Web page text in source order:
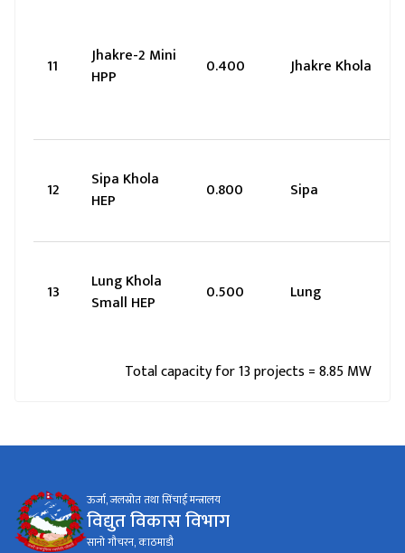
11
Jhakre-2 Mini
HPP
0.400 Jhakre Khola
12
Sipa Khola
HEP
0.800 Sipa
13
Lung Khola
Small HEP
0.500 Lung
Total capacity for 13 projects = 8.85 MW
ऊर्जा, जलस्रोत तथा सिंचाई मन्त्रालय
विद्युत विकास विभाग
सानो गौचरन, काठमाडौ